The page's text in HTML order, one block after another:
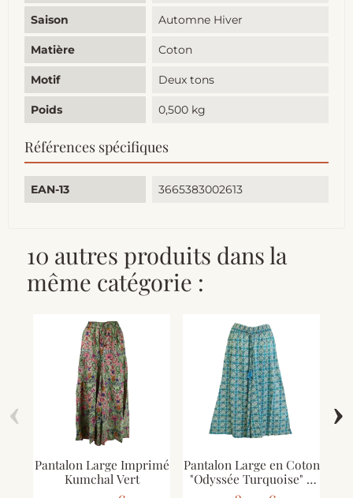
Saison Automne Hiver
Matière Coton
Motif Deux tons
Poids 0,500 kg
Références spécifiques
EAN-13 3665383002613
10 autres produits dans la
même catégorie :
Pantalon Large Imprimé
Kumchal Vert
Pantalon Large en Coton
"Odyssée Turquoise" -
Imprimé Graphique &
‹ ›